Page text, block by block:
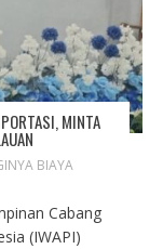
MINTA
BIAYA
Cabang
(IWAPI)